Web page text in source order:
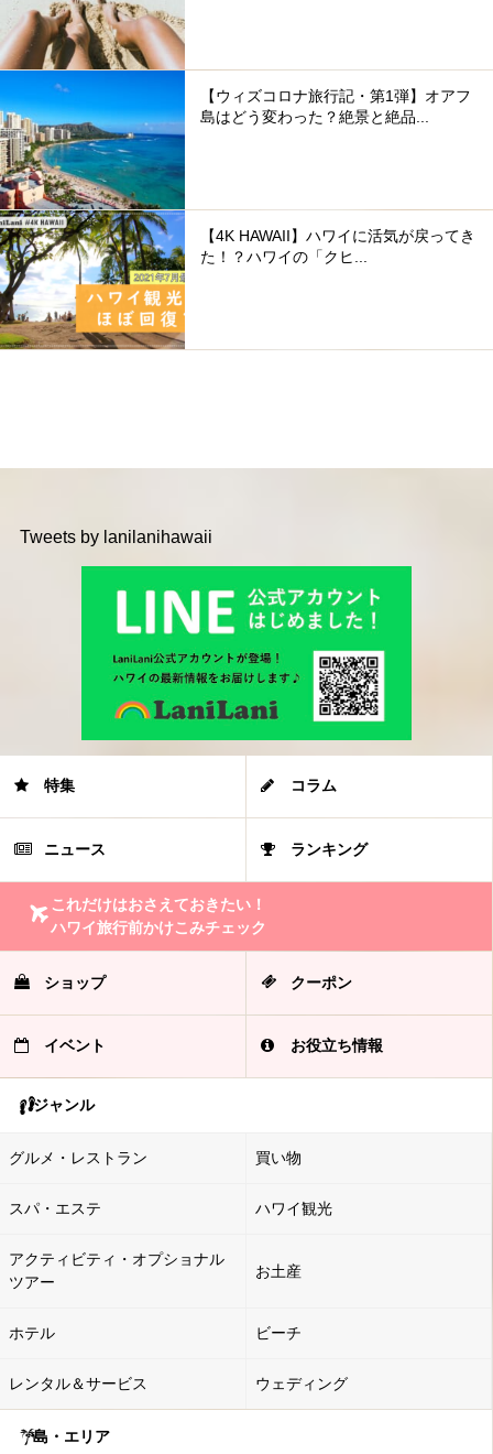
【ウィズコロナ旅行記・第1弾】オアフ
島はどう変わった？絶景と絶品...
【4K HAWAII】ハワイに活気が戻ってき
た！？ハワイの「クヒ...
Tweets by lanilanihawaii
特集 コラム
ニュース ランキング
これだけはおさえておきたい！
ハワイ旅行前かけこみチェック
ショップ クーポン
イベント お役立ち情報
ジャンル
グルメ・レストラン 買い物
スパ・エステ ハワイ観光
アクティビティ・オプショナル
ツアー
お土産
ホテル ビーチ
レンタル＆サービス ウェディング
島・エリア